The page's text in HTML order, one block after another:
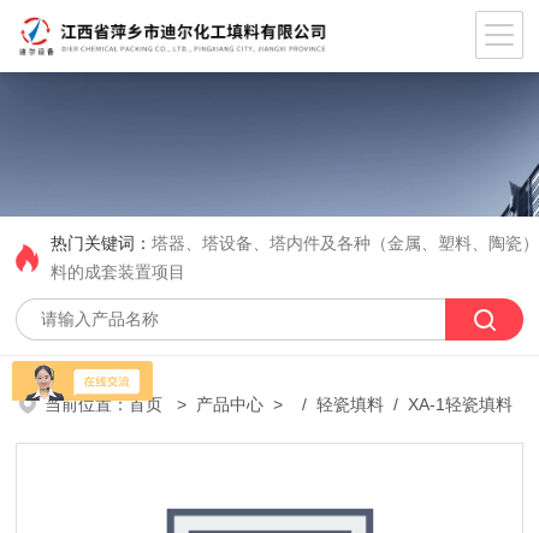
热门关键词：塔器、塔设备、塔内件及各种（金属、塑料、陶瓷
料的成套装置项目
当前位置：首页 > 产品中心 > /轻瓷填料 / XA-1轻瓷填料